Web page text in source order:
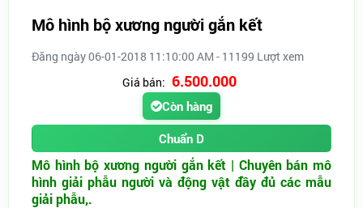
Mô hình bộ xương người gắn kết
Đăng ngày 06-01-2018 11:10:00 AM - 11199 Lượt xem
Giá bán: 6.500.000
Còn hàng
Chuẩn D
Mô hình bộ xương người gắn kết | Chuyên bán mô
hình giải phẫu người và động vật đầy đủ các mẫu
giải phẫu,.